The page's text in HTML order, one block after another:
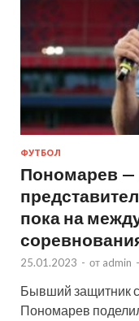
ФУТБОЛ
Пономарев —
пока на
25.01.2023 - от admin -
Бывший защитник
Пономарев